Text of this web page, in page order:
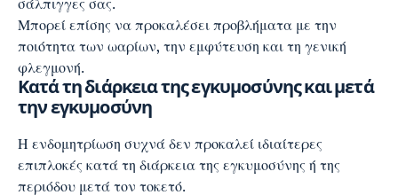
Μπορεί επίσης να προκαλέσει προβλήματα με την
ποιότητα των ωαρίων, την εμφύτευση και τη γενική
φλεγμονή.
Κατά τη διάρκεια της εγκυμοσύνης και μετά
την εγκυμοσύνη
Η ενδομητρίωση συχνά δεν προκαλεί ιδιαίτερες
επιπλοκές κατά τη διάρκεια της εγκυμοσύνης ή της
περιόδου μετά τον τοκετό.